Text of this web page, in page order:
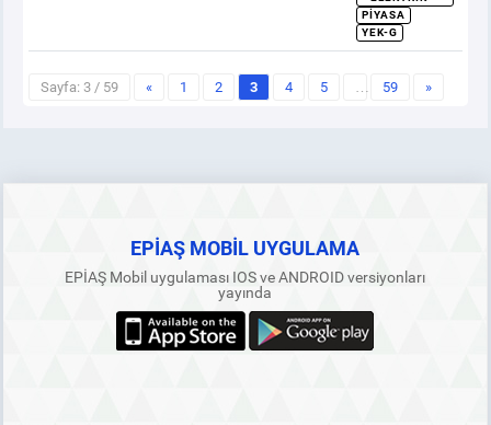
PIYASA
YEK-G
Sayfa: 3 / 59 « 1 2 3 4 5 … 59 »
EPİAŞ MOBİL UYGULAMA
EPİAŞ Mobil uygulaması IOS ve ANDROID versiyonları
yayında